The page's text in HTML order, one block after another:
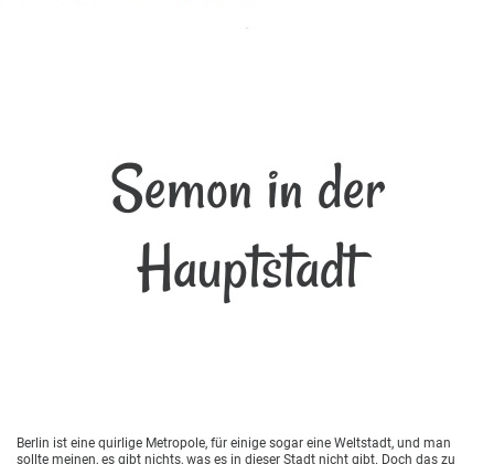
Semon in der
Hauptstadt
Berlin ist eine quirlige Metropole, für einige sogar eine Weltstadt, und man
sollte meinen, es gibt nichts, was es in dieser Stadt nicht gibt. Doch das zu